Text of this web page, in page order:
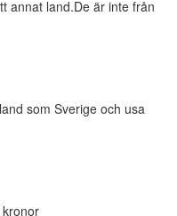
annat land.De är inte från
som Sverige och usa